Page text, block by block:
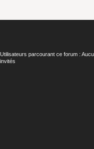
Utilisateurs parcourant ce forum :
invités